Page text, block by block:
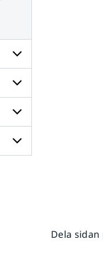
Undersidor
för
Radar
och
satellit
Undersidor
för
Väder
till
havs
Undersidor
för
Dela sidan